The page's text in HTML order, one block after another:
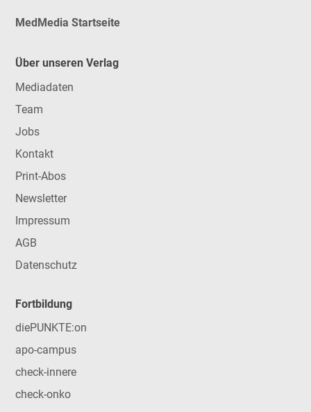
MedMedia Startseite
Über unseren Verlag
Mediadaten
Team
Jobs
Kontakt
Print-Abos
Newsletter
Impressum
AGB
Datenschutz
Fortbildung
diePUNKTE:on
apo-campus
check-innere
check-onko